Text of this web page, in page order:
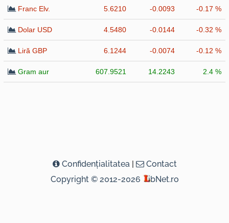
Franc Elv. 5.6210 -0.0093 -0.17 %
Dolar USD 4.5480 -0.0144 -0.32 %
Liră GBP 6.1244 -0.0074 -0.12 %
Gram aur 607.9521 14.2243 2.4 %
Confidenţialitatea |
Contact
Copyright © 2012-2026
ibNet.ro